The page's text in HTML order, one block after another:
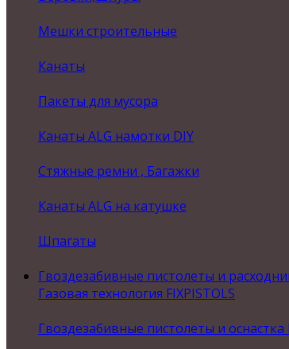
Мешки строительные
Канаты
Пакеты для мусора
Канаты ALG намотки DIY
Стяжные ремни , Багажки
Канаты ALG на катушке
Шпагаты
Гвоздезабивные пистолеты и
Газовая технология FIXPISTOLS
Гвоздезабивные пистолеты и оснастка